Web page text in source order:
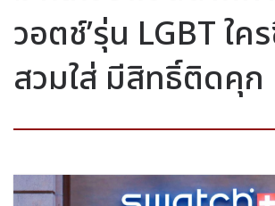
วอตช์’รุ่น LGBT ใค
สวมใส่ มีสิทธิ์ติดคุก